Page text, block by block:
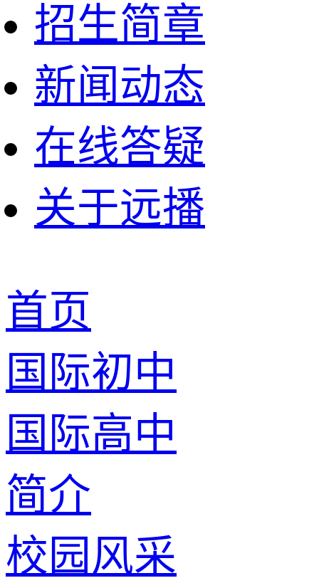
招生简章
新闻动态
在线答疑
关于远播
首页
国际初中
国际高中
简介
校园风采